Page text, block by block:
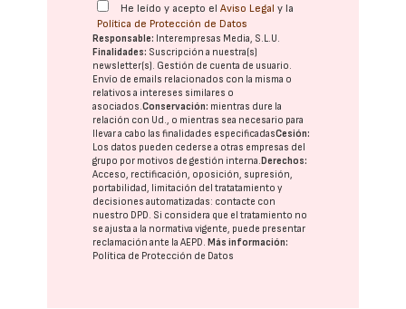
He leído y acepto elAviso Legal y la
Política de Protección de Datos
Responsable: Interempresas Media, S.L.U.
Finalidades: Suscripción a nuestra(s)
newsletter(s). Gestión de cuenta de usuario.
Envío de emails relacionados con la misma o
relativos a intereses similares o
asociados.Conservación: mientras dure la
relación con Ud., o mientras sea necesario para
llevar a cabo las finalidades especificadasCesión:
Los datos pueden cederse a otras empresas del
grupo por motivos de gestión interna.Derechos:
Acceso, rectificación, oposición, supresión,
portabilidad, limitación del tratatamiento y
decisiones automatizadas: contacte con
nuestro DPD. Si considera que el tratamiento no
se ajusta a la normativa vigente, puede presentar
reclamación ante laAEPD.Más información:
Política de Protección de Datos